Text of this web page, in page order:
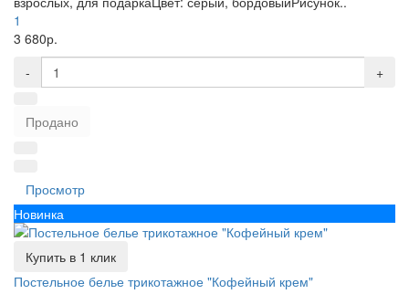
1
3 680р.
-
+
Продано
Просмотр
Новинка
Купить в 1 клик
Постельное белье трикотажное "Кофейный крем"